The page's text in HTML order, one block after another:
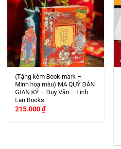
(Tặng kèm Book mark –
Minh hoạ màu) MA QUỶ DÂN
GIAN KÝ – Duy Văn – Linh
Lan Books
215.000₫